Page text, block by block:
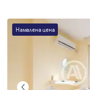
Намалена цена